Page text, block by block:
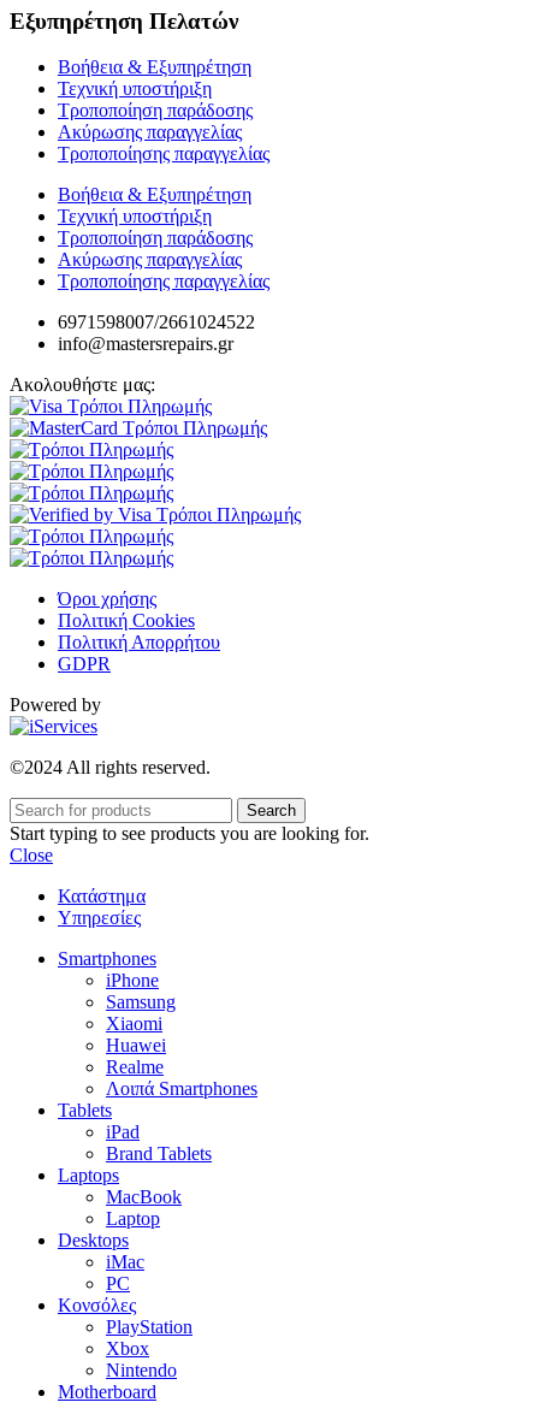
Εξυπηρέτηση Πελατών
Βοήθεια & Εξυπηρέτηση
Τεχνική υποστήριξη
Τροποποίηση παράδοσης
Ακύρωσης παραγγελίας
Τροποποίησης παραγγελίας
Βοήθεια & Εξυπηρέτηση
Τεχνική υποστήριξη
Τροποποίηση παράδοσης
Ακύρωσης παραγγελίας
Τροποποίησης παραγγελίας
6971598007/2661024522
info@mastersrepairs.gr
Ακολουθήστε μας:
Όροι χρήσης
Πολιτική Cookies
Πολιτική Απορρήτου
GDPR
Powered by
©2024 All rights reserved.
Search
Start typing to see products you are looking for.
Close
Κατάστημα
Υπηρεσίες
Smartphones
iPhone
Samsung
Xiaomi
Huawei
Realme
Λοιπά Smartphones
Tablets
iPad
Brand Tablets
Laptops
MacBook
Laptop
Desktops
iMac
PC
Κονσόλες
PlayStation
Xbox
Nintendo
Motherboard